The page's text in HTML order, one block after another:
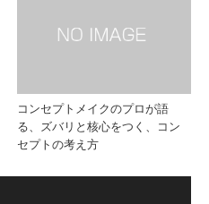
コンセプトメイクのプロが語
る、ズバリと核心をつく、コン
セプトの考え方